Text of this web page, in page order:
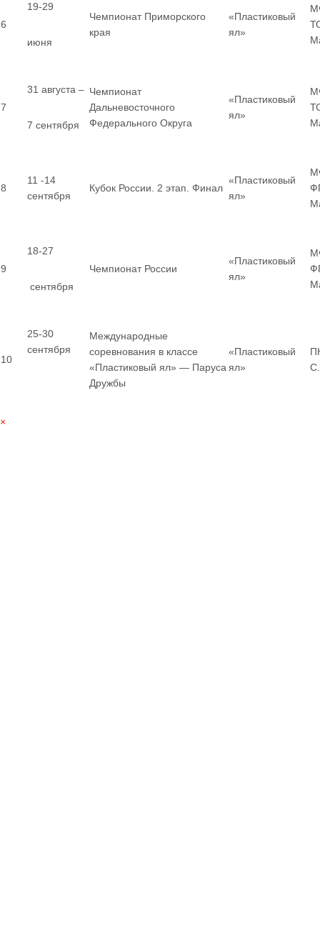
6
19-29
июня
Чемпионат Приморского
края
«Пластиковый
ял»
7
31 августа –
7 сентября
Чемпионат
Дальневосточного
Федерального Округа
«Пластиковый
ял»
8
11 -14
сентября
Кубок России. 2 этап. Финал
«Пластиковый
ял»
9
18-27
сентября
Чемпионат России
«Пластиковый
ял»
10
25-30
сентября
Международные
соревнования в классе
«Пластиковый ял» — Паруса
Дружбы
«Пластиковый
ял»
×